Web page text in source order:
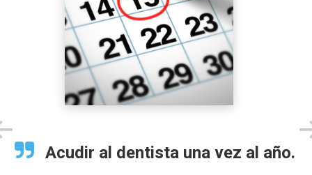
Acudir al dentista una vez al año.